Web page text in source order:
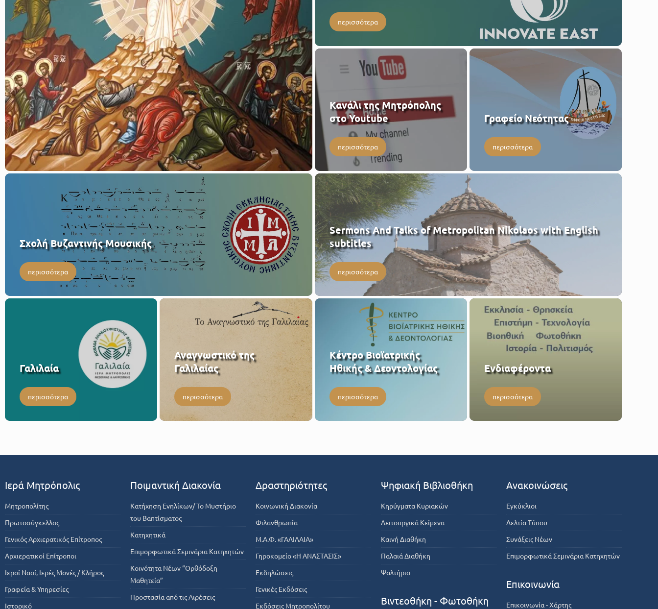
περισσότερα
Κανάλι της Μητρόπολης
στο Youtube
περισσότερα
Γραφείο Νεότητας
περισσότερα
Σχολή Βυζαντινής Μουσικής
περισσότερα
Sermons And Talks of Metropolitan Nikolaos with English
subtitles
περισσότερα
Γαλιλαία
περισσότερα
Αναγνωστικό της
Γαλιλαίας
περισσότερα
Κέντρο Βιοϊατρικής
Ηθικής & Δεοντολογίας
περισσότερα
Eνδιαφέροντα
περισσότερα
Ιερά Μητρόπολις
Μητροπολίτης
Πρωτοσύγκελλος
Γενικός Αρχιερατικός Επίτροπος
Αρχιερατικοί Επίτροποι
Ιεροί Ναοί, Ιερές Μονές / Κλήρος
Γραφεία & Υπηρεσίες
Ιστορικό
Ποιμαντική Διακονία
Κατήχηση Ενηλίκων/ Το Μυστήριο
του Βαπτίσματος
Κατηχητικά
Επιμορφωτικά Σεμινάρια Κατηχητών
Κοινότητα Νέων “Ορθόδοξη
Μαθητεία”
Προστασία από τις Αιρέσεις
Δραστηριότητες
Κοινωνική Διακονία
Φιλανθρωπία
Μ.Α.Φ. «ΓΑΛΙΛΑΙΑ»
Γηροκομείο «Η ΑΝΑΣΤΑΣΙΣ»
Εκδηλώσεις
Γενικές Εκδόσεις
Εκδόσεις Μητροπολίτου
Ψηφιακή Βιβλιοθήκη
Κηρύγματα Κυριακών
Λειτουργικά Κείμενα
Καινή Διαθήκη
Παλαιά Διαθήκη
Ψαλτήριο
Βιντεοθήκη - Φωτοθήκη
Ανακοινώσεις
Εγκύκλιοι
Δελτία Τύπου
Συνάξεις Νέων
Επιμορφωτικά Σεμινάρια Κατηχητών
Επικοινωνία
Επικοινωνία - Χάρτης